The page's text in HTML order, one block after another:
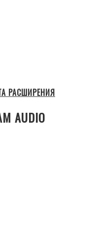
РАСШИРЕНИЯ
AUDIO